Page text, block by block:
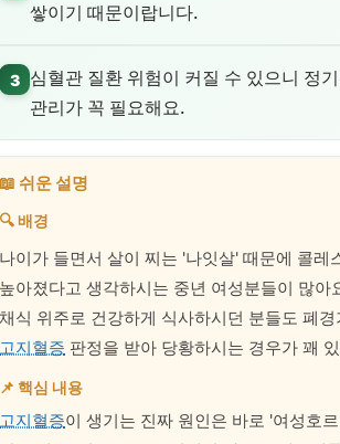
쌓이기 때문이랍니다.
3
심혈관 질환 위험이 커질 수 있으니 정
관리가 꼭 필요해요.
📖 쉬운 설명
🔍 배경
나이가 들면서 살이 찌는 '나잇살' 때문에 콜레
높아졌다고 생각하시는 중년 여성분들이 많아
채식 위주로 건강하게 식사하시던 분들도 폐
고지혈증 판정을 받아 당황하시는 경우가 꽤
📌 핵심 내용
고지혈증이 생기는 진짜 원인은 바로 '여성호